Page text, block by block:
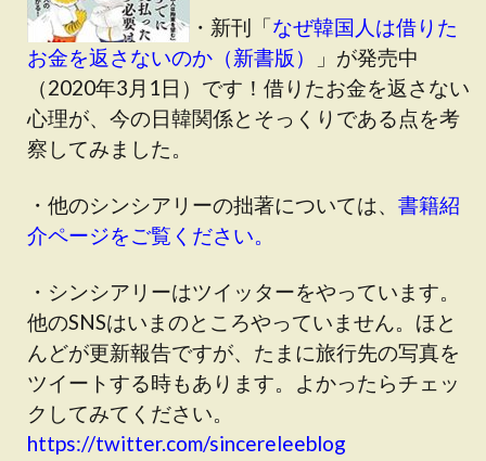
・新刊「なぜ韓国人は借りた
お金を返さないのか（新書版）
」が発売中
（2020年3月1日）です！借りたお金を返さない
心理が、今の日韓関係とそっくりである点を考
察してみました。
・他のシンシアリーの拙著については、 書籍紹
介ページをご覧ください。
・シンシアリーはツイッターをやっています。
他のSNSはいまのところやっていません。ほと
んどが更新報告ですが、たまに旅行先の写真を
ツイートする時もあります。よかったらチェッ
クしてみてください。
https://twitter.com/sincereleeblog